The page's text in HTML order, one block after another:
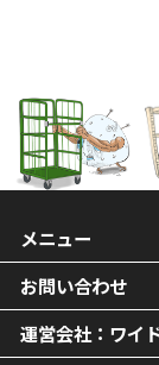
メニュー
お問い合わせ
運営会社：ワイ